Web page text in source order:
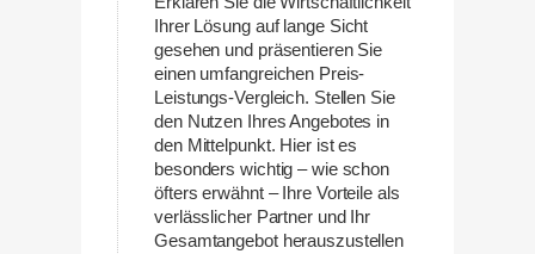
Ihrer Lösung auf lange Sicht
gesehen und präsentieren Sie
einen umfangreichen Preis-
Leistungs-Vergleich. Stellen Sie
den Nutzen Ihres Angebotes in
den Mittelpunkt. Hier ist es
besonders wichtig – wie schon
öfters erwähnt – Ihre Vorteile als
verlässlicher Partner und Ihr
Gesamtangebot herauszustellen